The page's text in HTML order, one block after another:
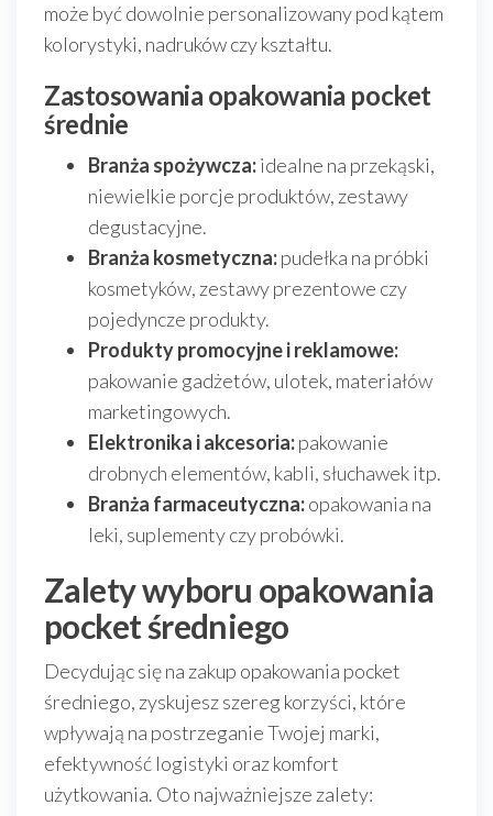
może być dowolnie personalizowany pod kątem
kolorystyki, nadruków czy kształtu.
Zastosowania opakowania pocket
średnie
Branża spożywcza:idealne na przekąski,
niewielkie porcje produktów, zestawy
degustacyjne.
Branża kosmetyczna:pudełka na próbki
kosmetyków, zestawy prezentowe czy
pojedyncze produkty.
Produkty promocyjne i reklamowe:
pakowanie gadżetów, ulotek, materiałów
marketingowych.
Elektronika i akcesoria:pakowanie
drobnych elementów, kabli, słuchawek itp.
Branża farmaceutyczna:opakowania na
leki, suplementy czy probówki.
Zalety wyboru opakowania
pocket średniego
Decydując się na zakup opakowania pocket
średniego, zyskujesz szereg korzyści, które
wpływają na postrzeganie Twojej marki,
efektywność logistyki oraz komfort
użytkowania. Oto najważniejsze zalety: